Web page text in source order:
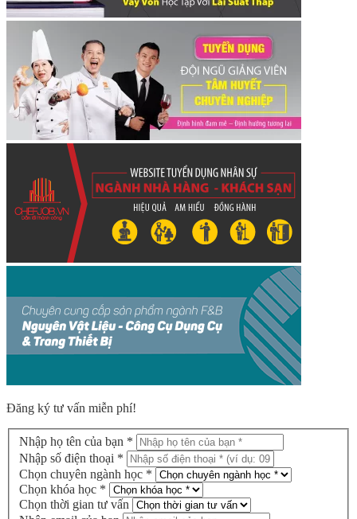
Đăng ký tư vấn miễn phí!
Nhập họ tên của bạn *
Nhập số điện thoại *
Chọn chuyên ngành học *
Chọn khóa học *
Chọn thời gian tư vấn